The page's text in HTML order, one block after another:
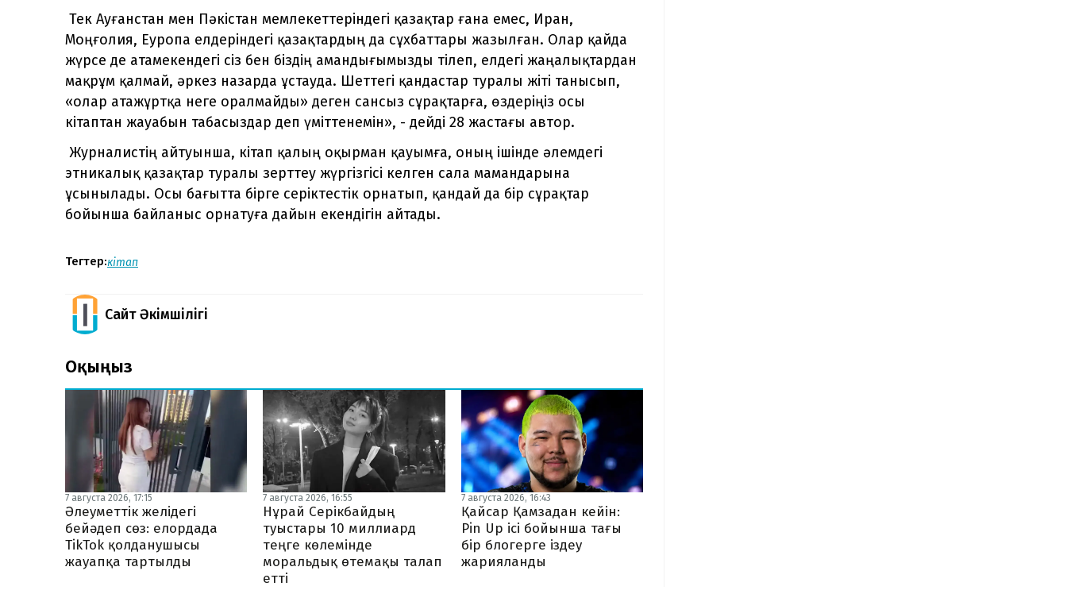
Тек Ауғанстан мен Пәкістан мемлекеттеріндегі қазақтар ғана емес, Иран,
Моңғолия, Еуропа елдеріндегі қазақтардың да сұхбаттары жазылған. Олар қайда
жүрсе де атамекендегі сіз бен біздің амандығымызды тілеп, елдегі жаңалықтардан
мақрұм қалмай, әркез назарда ұстауда. Шеттегі қандастар туралы жіті танысып,
«олар атажұртқа неге оралмайды» деген сансыз сұрақтарға, өздеріңіз осы
кітаптан жауабын табасыздар деп үміттенемін», - дейді 28 жастағы автор.
Журналистің айтуынша, кітап қалың оқырман қауымға, оның ішінде әлемдегі
этникалық қазақтар туралы зерттеу жүргізгісі келген сала мамандарына
ұсынылады. Осы бағытта бірге серіктестік орнатып, қандай да бір сұрақтар
бойынша байланыс орнатуға дайын екендігін айтады.
Тегтер:кітап
Сайт Әкімшілігі
Оқыңыз
7 августа 2026, 17:15
Әлеуметтік желідегі
бейәдеп сөз: елордада
TikTok қолданушысы
жауапқа тартылды
7 августа 2026, 16:55
Нұрай Серікбайдың
туыстары 10 миллиард
теңге көлемінде
моральдық өтемақы талап
етті
7 августа 2026, 16:43
Қайсар Қамзадан кейін:
Pin Up ісі бойынша тағы
бір блогерге іздеу
жарияланды